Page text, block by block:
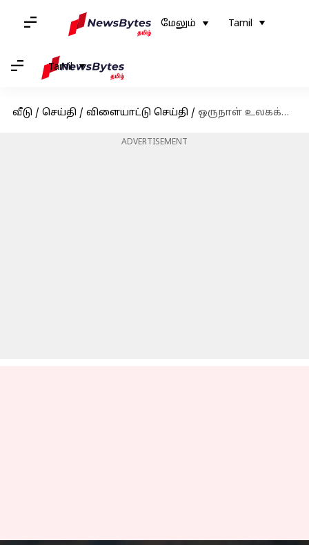
மேலும் Tamil
Tamil
வீடு / செய்தி / விளையாட்டு செய்தி / ஒருநாள் உலகக்கோப்பை : இது நடந்தால் பாகிஸ்தான் அரையிறுதிக்கு செல்வது கன்பார்ம்
ADVERTISEMENT